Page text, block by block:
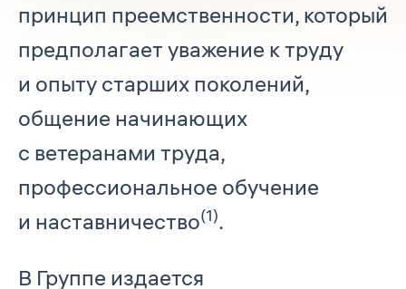
принцип преемственности, который
предполагает уважение к труду
и опыту старших поколений,
общение начинающих
с ветеранами труда,
профессиональное обучение
и наставничество(1).
В Группе издается